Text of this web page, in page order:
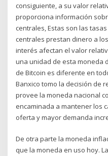
consiguiente, a su valor
proporciona información
centrales, Estas son las
centrales prestan dinero a
interés afectan el valor
una unidad de esta moneda
de Bitcoin es diferente en
Banxico tomo la decisión de
provee la moneda nacional
encaminada a mantener los
oferta y mayor demanda
De otra parte la moneda
que la moneda en uso hoy.